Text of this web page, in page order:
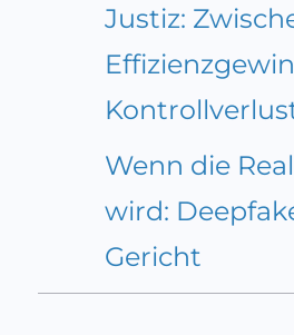
Justiz:
Wenn die
wird:
Gericht